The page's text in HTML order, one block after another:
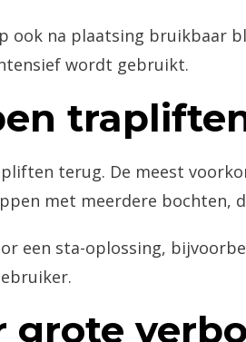
ook na plaatsing
wordt gebruikt.
terug. De meest
met meerdere bochten,
een sta-oplossing,
grote